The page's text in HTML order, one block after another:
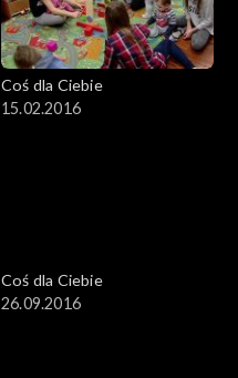
Coś dla Ciebie
15.02.2016
Coś dla Ciebie
26.09.2016